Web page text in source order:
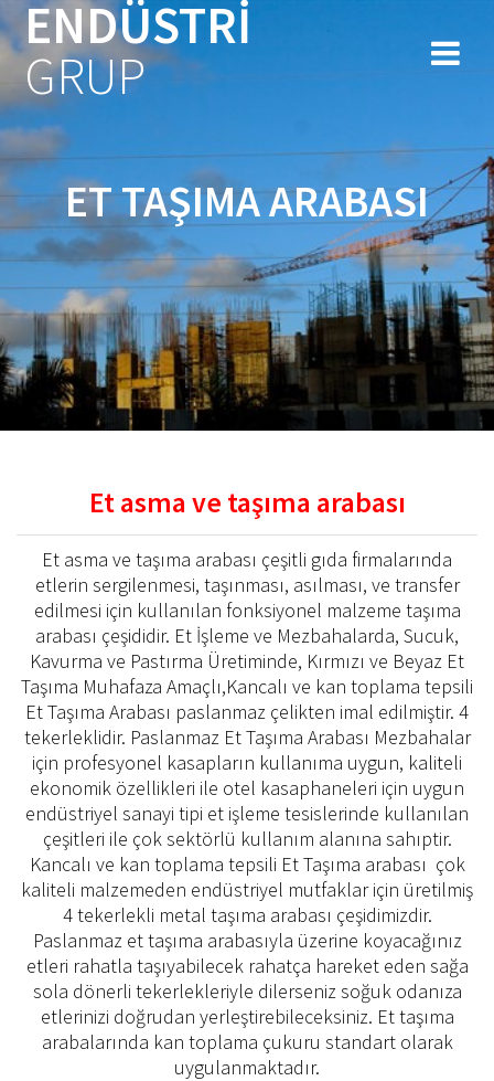
Skip
to
ENDÜSTRİ
GRUP
ET TAŞIMA ARABASI
Et asma ve taşıma arabası
Et asma ve taşıma arabası çeşitli gıda firmalarında
etlerin sergilenmesi, taşınması, asılması, ve transfer
edilmesi için kullanılan fonksiyonel malzeme taşıma
arabası çeşididir. Et İşleme ve Mezbahalarda, Sucuk,
Kavurma ve Pastırma Üretiminde, Kırmızı ve Beyaz Et
Taşıma Muhafaza Amaçlı,Kancalı ve kan toplama tepsili
Et Taşıma Arabası paslanmaz çelikten imal edilmiştir. 4
tekerleklidir. Paslanmaz Et Taşıma Arabası Mezbahalar
için profesyonel kasapların kullanıma uygun, kaliteli
ekonomik özellikleri ile otel kasaphaneleri için uygun
endüstriyel sanayi tipi et işleme tesislerinde kullanılan
çeşitleri ile çok sektörlü kullanım alanına sahıptir.
Kancalı ve kan toplama tepsili Et Taşıma arabası çok
kaliteli malzemeden endüstriyel mutfaklar için üretilmiş
4 tekerlekli metal taşıma arabası çeşidimizdir.
Paslanmaz et taşıma arabasıyla üzerine koyacağınız
etleri rahatla taşıyabilecek rahatça hareket eden sağa
sola dönerli tekerlekleriyle dilerseniz soğuk odanıza
etlerinizi doğrudan yerleştirebileceksiniz. Et taşıma
arabalarında kan toplama çukuru standart olarak
uygulanmaktadır.